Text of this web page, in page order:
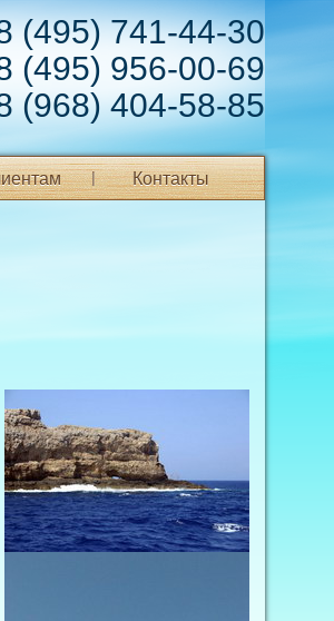
(495) 741-44-30
(495) 956-00-69
(968) 404-58-85
Контакты